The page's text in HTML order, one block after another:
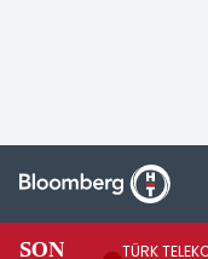
SON
TÜRK